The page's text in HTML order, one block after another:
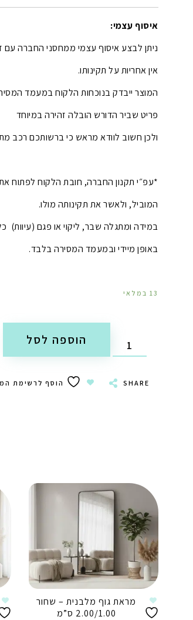
איסוף עצמי:
ניתן לבצע איסוף עצמי ממחסני החברה
אין אחריות על תקינותו.
המוצר ייבדק בנוכחות הלקוח במעמד
פריט שביר הדורש הובלה זהירה במיוחד
ולכן חשוב לוודא מראש כי ברשותכם רכב
*עפ״י תקנון החברה, חובת הלקוח לפתוח
המוביל, ולאשר את תקינותה מולו.
במידה ומתגלה שבר, ליקוי או פגם (עיוות)
באופן מיידי ובמעמד המסירה בלבד.
13 במלאי
הוספה לסל
SHARE הוסף לרשימת
מראת גוף מלבנית – שחור
2.00/1.00 ס”מ